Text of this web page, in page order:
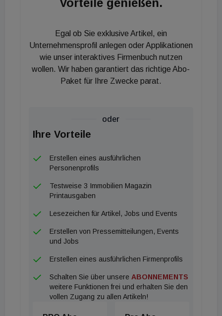
erinnert uns regelmäßig daran, diesen Anspruch
nicht als Selbstverständlichkeit zu behandeln“,
kommentiert Michael Ehlmaier, geschäftsführender
Gesellschafter der EHL Immobilien Gruppe, die
wiederholte Bestätigung des Qualitätsnachweises.
Vorteile genießen.
Egal ob Sie exklusive Artikel, ein
Unternehmensprofil anlegen oder Applikationen
wie unser interaktives Firmenbuch nutzen
wollen. Wir haben garantiert das richtige Abo-
Paket für Ihre Zwecke parat.
oder
Ihre Vorteile
Erstellen eines ausführlichen
Personenprofils
Testweise 3 Immobilien Magazin
Printausgaben
Lesezeichen für Artikel, Jobs und Events
Erstellen von Pressemitteilungen, Events
und Jobs
Erstellen eines ausführlichen Firmenprofils
Schalten Sie über unsere ABONNEMENTS
weitere Funktionen frei und erhalten Sie den
vollen Zugang zu allen Artikeln!